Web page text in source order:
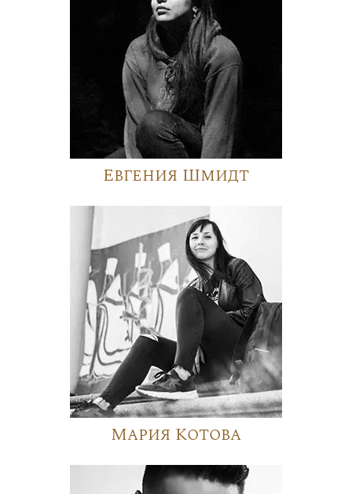
Евгения Шмидт
Мария Котова